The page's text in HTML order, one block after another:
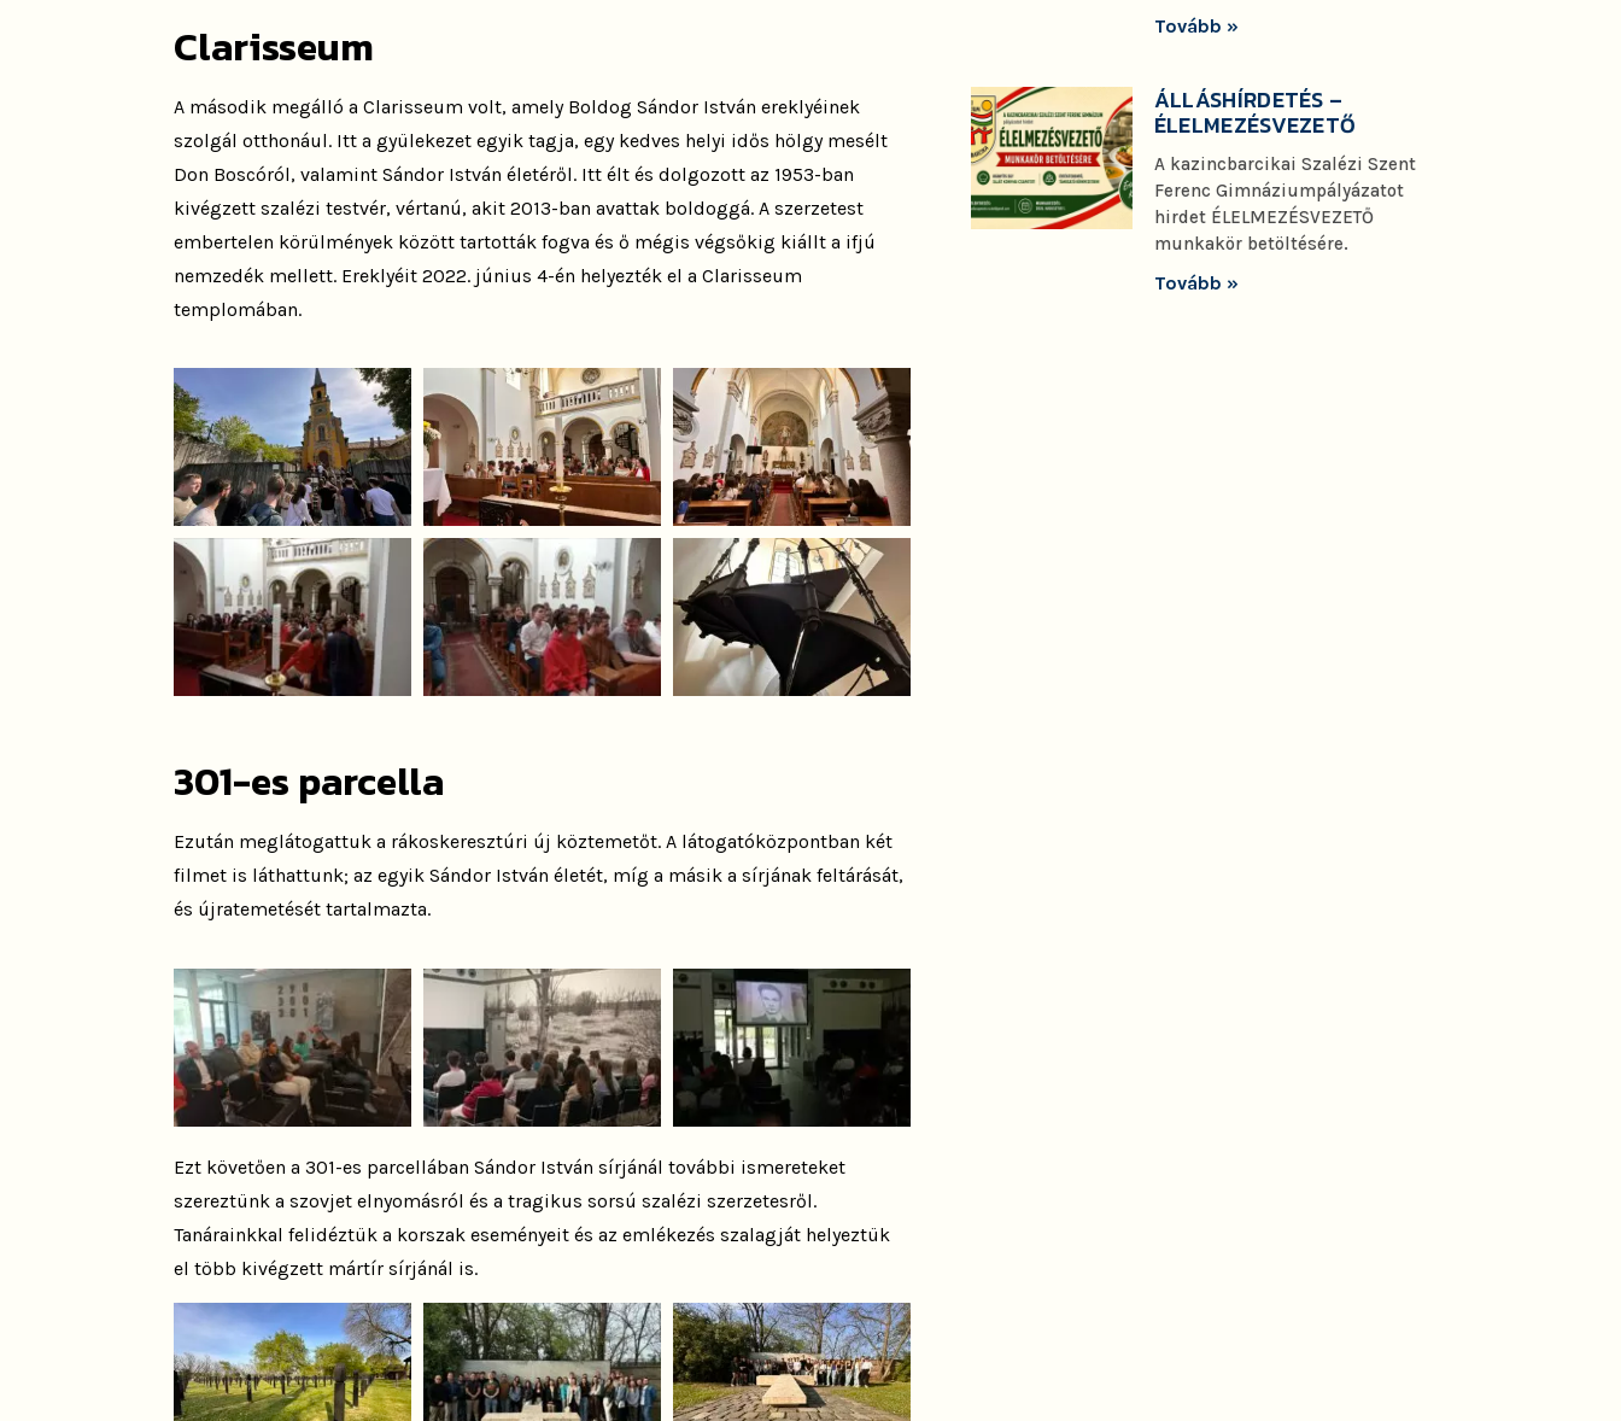
Clarisseum
A második megálló a Clarisseum volt, amely Boldog Sándor István ereklyéinek
szolgál otthonául. Itt a gyülekezet egyik tagja, egy kedves helyi idős hölgy mesélt
Don Boscóról, valamint Sándor István életéről. Itt élt és dolgozott az 1953-ban
kivégzett szalézi testvér, vértanú, akit 2013-ban avattak boldoggá. A szerzetest
embertelen körülmények között tartották fogva és ő mégis végsőkig kiállt a ifjú
nemzedék mellett. Ereklyéit 2022. június 4-én helyezték el a Clarisseum
templomában.
301-es parcella
Ezután meglátogattuk a rákoskeresztúri új köztemetőt. A látogatóközpontban két
filmet is láthattunk; az egyik Sándor István életét, míg a másik a sírjának feltárását,
és újratemetését tartalmazta.
Ezt követően a 301-es parcellában Sándor István sírjánál további ismereteket
szereztünk a szovjet elnyomásról és a tragikus sorsú szalézi szerzetesről.
Tanárainkkal felidéztük a korszak eseményeit és az emlékezés szalagját helyeztük
el több kivégzett mártír sírjánál is.
Tovább »
ÁLLÁSHÍRDETÉS –
ÉLELMEZÉSVEZETŐ
A kazincbarcikai Szalézi Szent
Ferenc Gimnáziumpályázatot
hirdet ÉLELMEZÉSVEZETŐ
munkakör betöltésére.
Tovább »